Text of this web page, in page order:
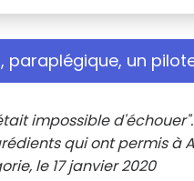
paraplégique, un
impossible
qui ont permis à
le 17 janvier 2020